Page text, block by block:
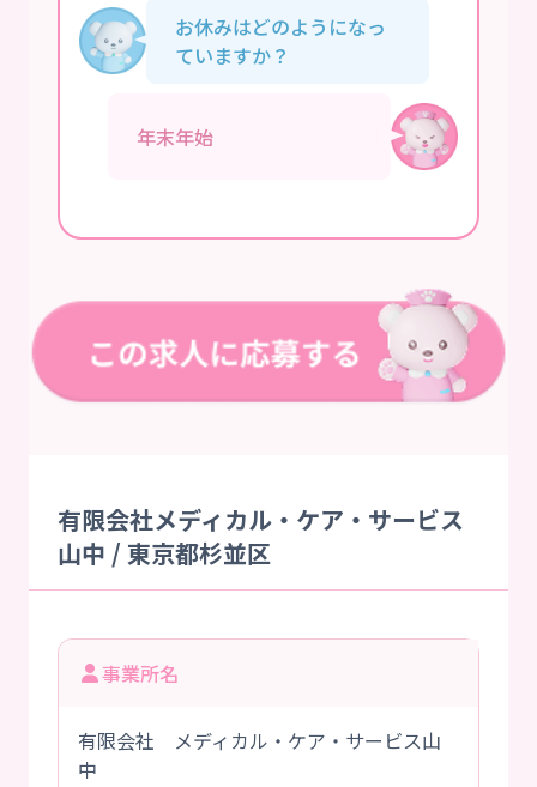
お休みはどのようになっ
ていますか？
年末年始
有限会社メディカル・ケア・サービス
山中 / 東京都杉並区
事業所名
有限会社 メディカル・ケア・サービス山
中